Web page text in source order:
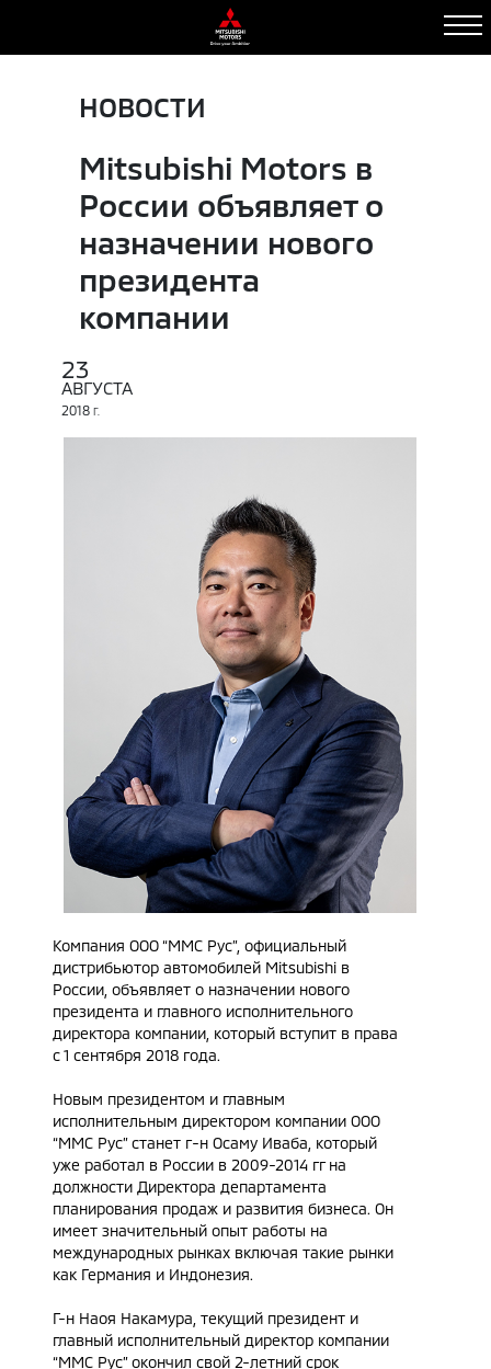
НОВОСТИ
Mitsubishi Motors в
России объявляет о
назначении нового
президента
компании
23
АВГУСТА
2018 Г.
Компания ООО “ММС Рус”, официальный
дистрибьютор автомобилей Mitsubishi в
России, объявляет о назначении нового
президента и главного исполнительного
директора компании, который вступит в права
с 1 сентября 2018 года.
Новым президентом и главным
исполнительным директором компании ООО
“ММС Рус” станет г-н Осаму Иваба, который
уже работал в России в 2009-2014 гг на
должности Директора департамента
планирования продаж и развития бизнеса. Он
имеет значительный опыт работы на
международных рынках включая такие рынки
как Германия и Индонезия.
Г-н Наоя Накамура, текущий президент и
главный исполнительный директор компании
“ММС Рус” окончил свой 2-летний срок